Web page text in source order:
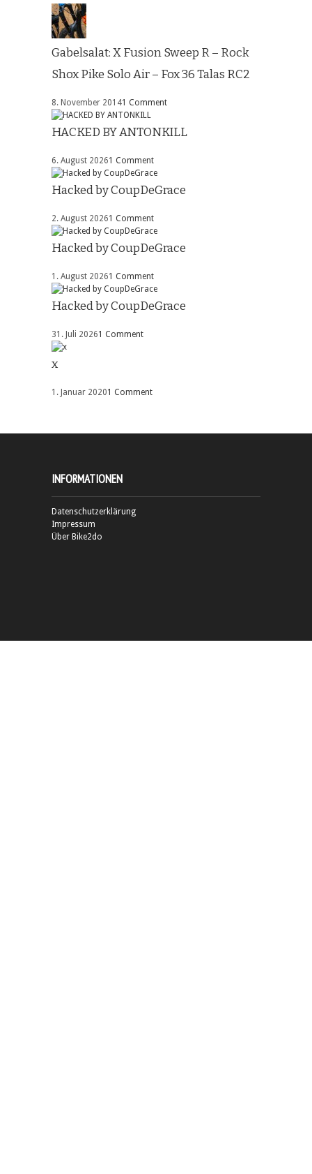
Gabelsalat: X Fusion Sweep R – Rock
Shox Pike Solo Air – Fox 36 Talas RC2
8. November 20141 Comment
HACKED BY ANTONKILL
6. August 20261 Comment
Hacked by CoupDeGrace
2. August 20261 Comment
Hacked by CoupDeGrace
1. August 20261 Comment
Hacked by CoupDeGrace
31. Juli 20261 Comment
x
1. Januar 20201 Comment
INFORMATIONEN
Datenschutzerklärung
Impressum
Über Bike2do